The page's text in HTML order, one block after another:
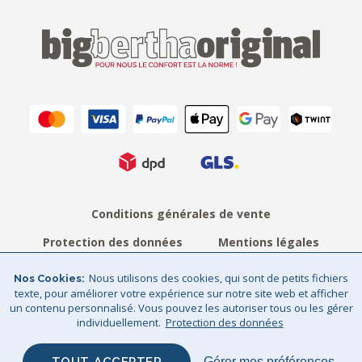
Conditions générales de vente
Protection des données
Mentions légales
Sitemap
© Big Bertha Original 2026
GHS Retail Ltd / © Big Bertha Original 2025
Nos Cookies Nous utilisons des cookies, qui sont de petits fichiers
texte, pour améliorer votre expérience sur notre site web et afficher
un contenu personnalisé. Vous pouvez les autoriser tous ou les gérer
individuellement. Protection des données